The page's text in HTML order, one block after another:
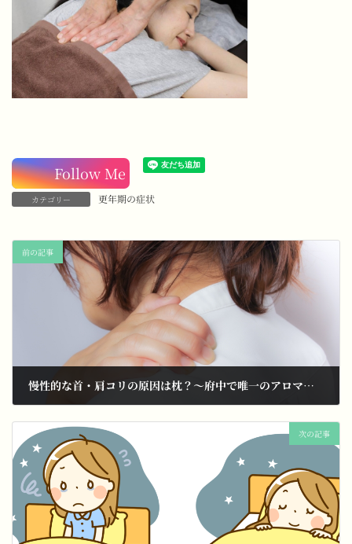
Follow Me
カテゴリー 更年期の症状
前の記事
慢性的な首・肩コリの原因は枕？～府中で唯一のアロマ整体
次の記事